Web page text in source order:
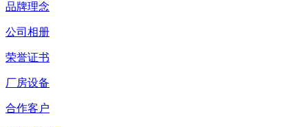
品牌理念
公司相册
荣誉证书
厂房设备
合作客户